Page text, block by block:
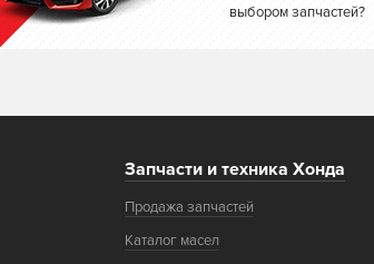
выбором запчастей?
Запчасти и техника Хонда
Продажа запчастей
Каталог масел